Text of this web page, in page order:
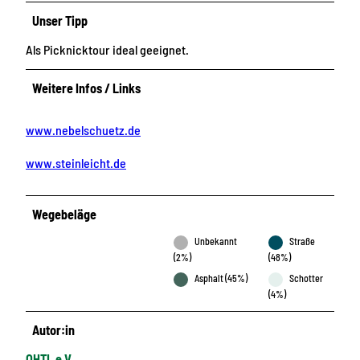
Unser Tipp
Als Picknicktour ideal geeignet.
Weitere Infos / Links
www.nebelschuetz.de
www.steinleicht.de
Wegebeläge
Unbekannt
(2%)
Straße
(48%)
Asphalt (45%)
Schotter
(4%)
Autor:in